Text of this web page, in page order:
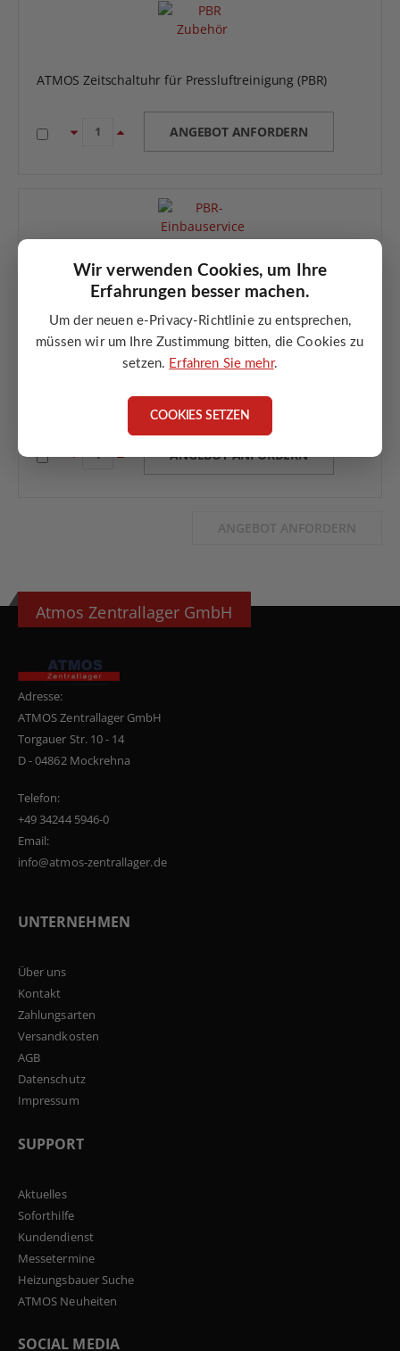
Wir verwenden Cookies, um Ihre
Erfahrungen besser machen.
Um der neuen e-Privacy-Richtlinie zu entsprechen,
müssen wir um Ihre Zustimmung bitten, die Cookies zu
setzen. Erfahren Sie mehr.
COOKIES SETZEN
ATMOS Zeitschaltuhr für Pressluftreinigung (PBR)
ANGEBOT ANFORDERN
Einbauservice Pressluftreinigung – Pelletbrenner (vor
Auslieferung)
Einbau Pressluftreinigung im Pelletbrenner
durch ATMOS Servicetechniker
inkl. Grundeinstellung
kein nachträglicher Einbau
ANGEBOT ANFORDERN
ANGEBOT ANFORDERN
Atmos Zentrallager GmbH
Adresse:
ATMOS Zentrallager GmbH
Torgauer Str. 10 - 14
D - 04862 Mockrehna
Telefon:
+49 34244 5946-0
Email:
info@atmos-zentrallager.de
UNTERNEHMEN
Über uns
Kontakt
Zahlungsarten
Versandkosten
AGB
Datenschutz
Impressum
SUPPORT
Aktuelles
Soforthilfe
Kundendienst
Messetermine
Heizungsbauer Suche
ATMOS Neuheiten
SOCIAL MEDIA